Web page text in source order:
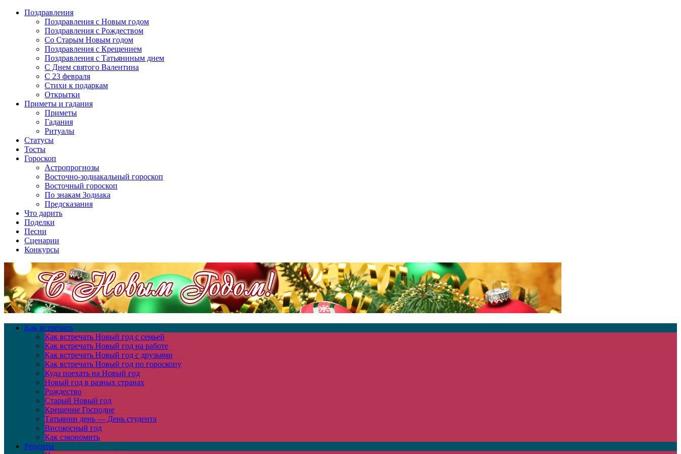
Поздравления
Поздравления с Новым годом
Поздравления с Рождеством
Со Старым Новым годом
Поздравления с Крещением
Поздравления с Татьяниным днем
С Днем святого Валентина
C 23 февраля
Стихи к подаркам
Открытки
Приметы и гадания
Приметы
Гадания
Ритуалы
Статусы
Тосты
Гороскоп
Астропрогнозы
Восточно-зодиакальный гороскоп
Восточный гороскоп
По знакам Зодиака
Предсказания
Что дарить
Поделки
Песни
Сценарии
Конкурсы
Как встречать
Как встречать Новый год с семьей
Как встречать Новый год на работе
Как встречать Новый год с друзьями
Как встречать Новый год по гороскопу
Куда поехать на Новый год
Новый год в разных странах
Рождество
Старый Новый год
Крещение Господне
Татьянин день — День студента
Високосный год
Как сэкономить
Рецепты